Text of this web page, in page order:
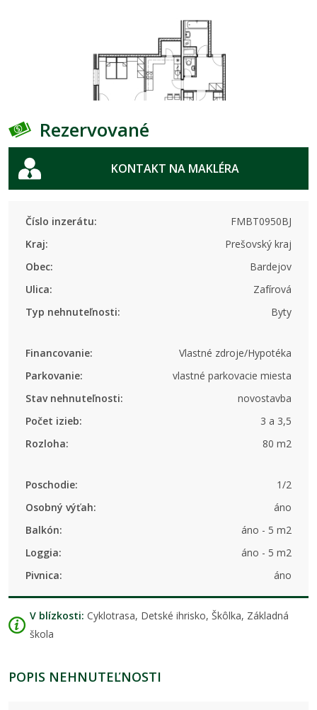
Rezervované
KONTAKT NA MAKLÉRA
Číslo inzerátu:
FMBT0950BJ
Kraj:
Prešovský kraj
Obec:
Bardejov
Ulica:
Zafírová
Typ nehnuteľnosti:
Byty
Financovanie:
Vlastné zdroje/Hypotéka
Parkovanie:
vlastné parkovacie miesta
Stav nehnuteľnosti:
novostavba
Počet izieb:
3 a 3,5
Rozloha:
80 m2
Poschodie:
1/2
Osobný výťah:
áno
Balkón:
áno - 5 m2
Loggia:
áno - 5 m2
Pivnica:
áno
V blízkosti: Cyklotrasa, Detské ihrisko, Škôlka, Základná
škola
POPIS NEHNUTEĽNOSTI